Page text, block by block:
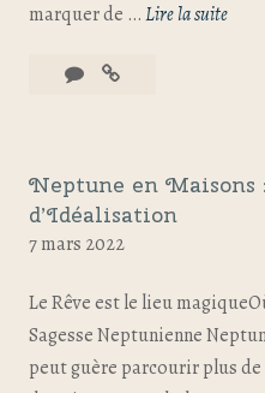
marquer de …Lire la suite
Neptune en Maisons
d’Idéalisation
7 mars 2022
Le Rêve est le lieu
Sagesse Neptunienne
peut guère parcourir plus